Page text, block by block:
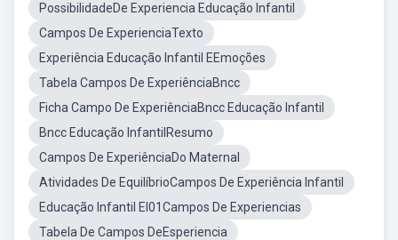
PossibilidadeDe Experiencia Educação Infantil
Campos De ExperienciaTexto
Experiência Educação Infantil EEmoções
Tabela Campos De ExperiênciaBncc
Ficha Campo De ExperiênciaBncc Educação Infantil
Bncc Educação InfantilResumo
Campos De ExperiênciaDo Maternal
Atividades De EquilíbrioCampos De Experiência Infantil
Educação Infantil EI01Campos De Experiencias
Tabela De Campos DeEsperiencia